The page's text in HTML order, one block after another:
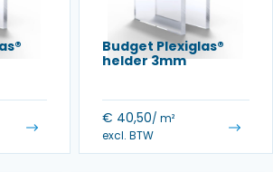
Budget Plexiglas®
helder 3mm
€ 40,50/ m²
excl. BTW